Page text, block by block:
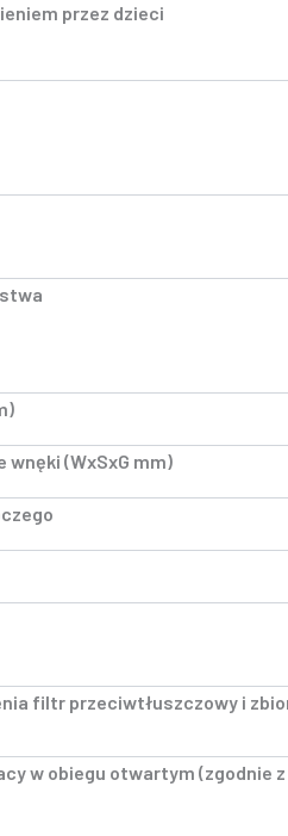
przez dzieci
(WxSxG mm)
filtr przeciwtłuszczowy i
w obiegu otwartym (zgodnie z